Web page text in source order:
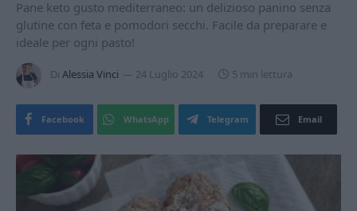
Pane keto gusto mediterraneo: un delizioso panino senza
glutine con feta e pomodori secchi. Facile da preparare e
ideale per ogni pasto!
Di Alessia Vinci 24 Luglio 2024 5 min lettura
Facebook WhatsApp Telegram Email